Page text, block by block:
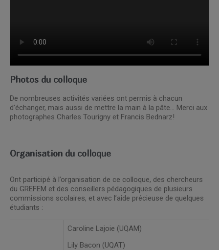
Photos du colloque
De nombreuses activités variées ont permis à chacun
d’échanger, mais aussi de mettre la main à la pâte… Merci aux
photographes Charles Tourigny et Francis Bednarz!
Organisation du colloque
Ont participé à l’organisation de ce colloque, des chercheurs
du GREFEM et des conseillers pédagogiques de plusieurs
commissions scolaires, et avec l’aide précieuse de quelques
étudiants :
Caroline Lajoie (UQAM)
Lily Bacon (UQAT)